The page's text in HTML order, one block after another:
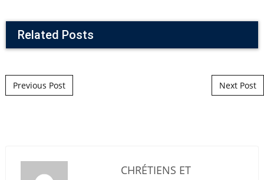
Related Posts
Post navigation
Previous Post Next Post
CHRÉTIENS ET